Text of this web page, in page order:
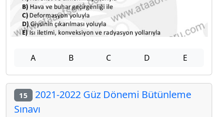
A B C D E
15 2021-2022 Güz Dönemi Bütünleme
Sınavı